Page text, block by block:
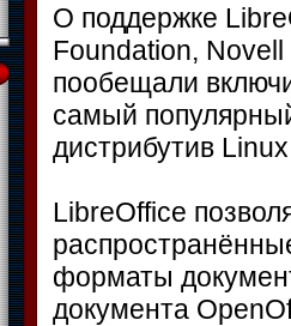
О поддержке
Foundation,
пообещали
самый
дистрибутив
LibreOffice
форматы
документа